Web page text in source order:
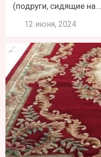
(подруги, сидящие на...
12 июня, 2024